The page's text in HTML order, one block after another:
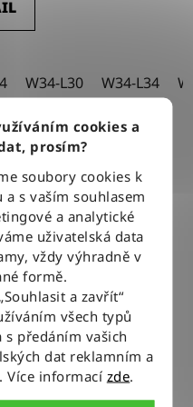
cookies a
prosím?
soubory cookies k
s vaším souhlasem
a analytické
uživatelská data
vždy výhradně v
formě.
a zavřít“
všech typů
s předáním vašich
dat reklamním a
Více informací zde.
W34-L30 W34-L34